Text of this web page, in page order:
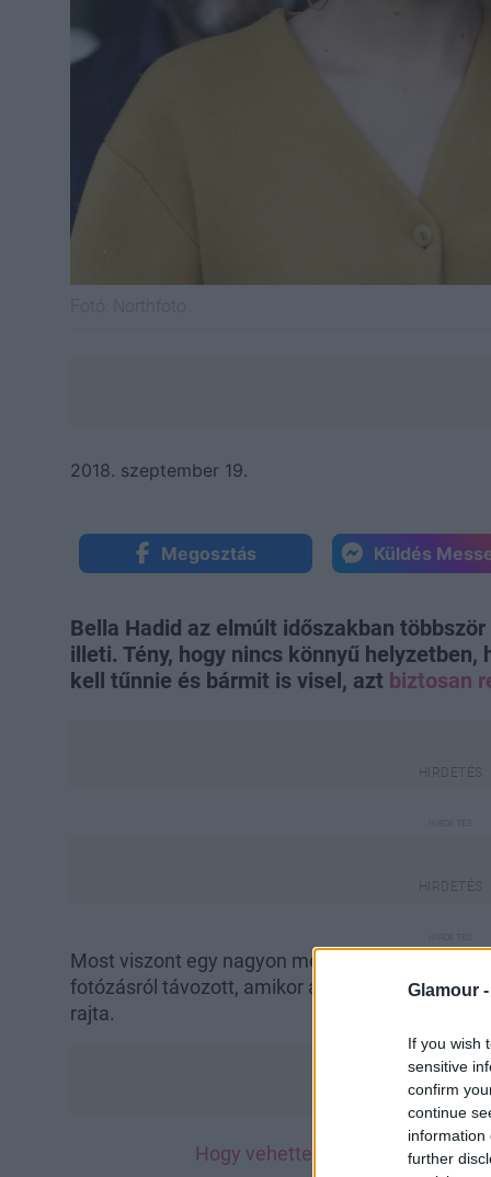
Glamour -
If you wish
sensitive
confirm
continue
information
further
2018. szeptember 19.
Megosztás Küldés
Bella Hadid az elmúlt időszakban
illeti. Tény, hogy nincs könnyű
kell tűnnie és bármit is visel, azt biztosan
Most viszont egy nagyon merész próbálkozást
fotózásról távozott, amikor a lesifotósok
rajta.
Hogy vehette fel ezt a szettet